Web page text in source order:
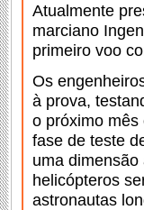
Atualmente
marciano
primeiro voo
Os
à prova,
o próximo
fase de teste
uma
helicópteros
astronautas